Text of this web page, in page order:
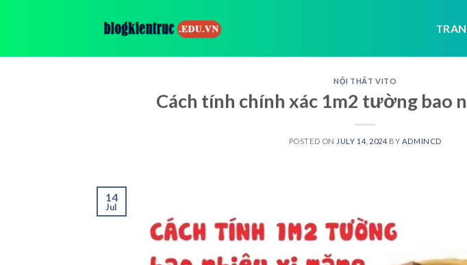
NỘI THẤT VITO
Cách tính chính xác 1m2 tường bao
POSTED ON JULY 14, 2024 BY ADMINCD
14
Jul